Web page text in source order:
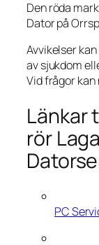
Den röda
Dator på
Avvikelser
av sjukdom
Vid frågor kan
Länkar
rör
PC